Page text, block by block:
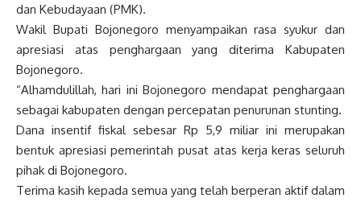
dan Kebudayaan (PMK).
Wakil Bupati Bojonegoro menyampaikan rasa syukur dan
apresiasi atas penghargaan yang diterima Kabupaten
Bojonegoro.
“Alhamdulillah, hari ini Bojonegoro mendapat penghargaan
sebagai kabupaten dengan percepatan penurunan stunting.
Dana insentif fiskal sebesar Rp 5,9 miliar ini merupakan
bentuk apresiasi pemerintah pusat atas kerja keras seluruh
pihak di Bojonegoro.
Terima kasih kepada semua yang telah berperan aktif dalam